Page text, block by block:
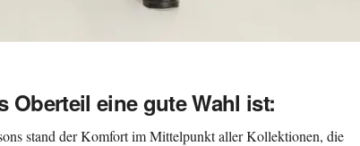
Oberteil eine gute Wahl ist:
stand der Komfort im Mittelpunkt aller Kollektionen, die